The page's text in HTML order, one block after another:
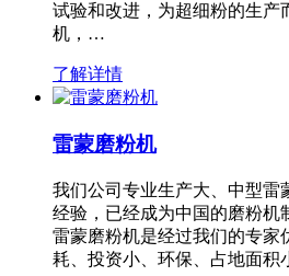
试验和改进，为超细粉的生产
机，…
了解详情
雷蒙磨粉机
我们公司专业生产大、中型雷
经验，已经成为中国的磨粉机
雷蒙磨粉机是经过我们的专家
耗、投资小、环保、占地面